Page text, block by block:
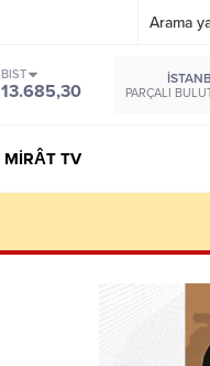
BIST
13.685,30 PARÇALI
MIRÂT TV